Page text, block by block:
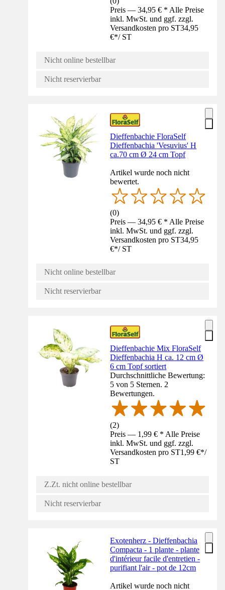
Preis — 34,95 € * Alle Preise
inkl. MwSt. und ggf. zzgl.
Versandkosten pro ST34,95
€*/ ST
Nicht online bestellbar
Nicht reservierbar
Dieffenbachie FloraSelf
Dieffenbachia 'Vesuvius' H
ca.70 cm Ø 24 cm Topf
Artikel wurde noch nicht
bewertet.
(0)
Preis — 34,95 € * Alle Preise
inkl. MwSt. und ggf. zzgl.
Versandkosten pro ST34,95
€*/ ST
Nicht online bestellbar
Nicht reservierbar
Dieffenbachie Mix FloraSelf
Dieffenbachia H ca. 12 cm Ø
6 cm Topf sortiert
Durchschnittliche Bewertung:
5 von 5 Sternen. 2
Bewertungen.
(2)
Preis — 1,99 € * Alle Preise
inkl. MwSt. und ggf. zzgl.
Versandkosten pro ST1,99 €*/
ST
Z.Zt. nicht online bestellbar
Nicht reservierbar
Exotenherz - Dieffenbachia
Compacta - 1 plante - plante
d'intérieur facile d'entretien -
purifiant l'air - pot de 12cm
Artikel wurde noch nicht